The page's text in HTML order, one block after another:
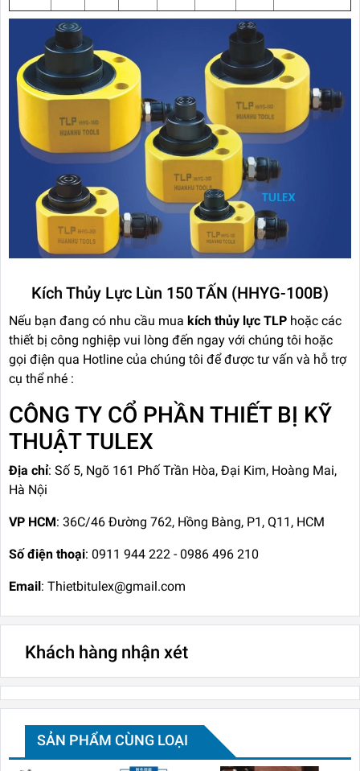
Kích Thủy Lực Lùn 150 TẤN (HHYG-100B)
Nếu bạn đang có nhu cầu mua kích thủy lực TLP hoặc các
thiết bị công nghiệp vui lòng đến ngay với chúng tôi hoặc
gọi điện qua Hotline của chúng tôi để được tư vấn và hỗ trợ
cụ thể nhé :
CÔNG TY CỔ PHẦN THIẾT BỊ KỸ
THUẬT TULEX
Địa chỉ: Số 5, Ngõ 161 Phố Trần Hòa, Đại Kim, Hoàng Mai,
Hà Nội
VP HCM: 36C/46 Đường 762, Hồng Bàng, P1, Q11, HCM
Số điện thoại: 0911 944 222 - 0986 496 210
Email: Thietbitulex@gmail.com
Khách hàng nhận xét
SẢN PHẨM CÙNG LOẠI